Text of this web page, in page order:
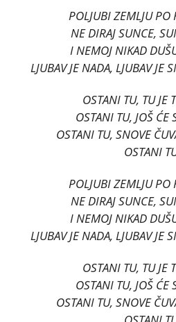
POLJUBI ZEMLJU PO
NE DIRAJ SUNCE,
I NEMOJ NIKAD
LJUBAV JE NADA, LJUBAV JE
OSTANI TU, TU JE
OSTANI TU, JOŠ ĆE
OSTANI TU, SNOVE
OSTANI
POLJUBI ZEMLJU PO
NE DIRAJ SUNCE,
I NEMOJ NIKAD
LJUBAV JE NADA, LJUBAV JE
OSTANI TU, TU JE
OSTANI TU, JOŠ ĆE
OSTANI TU, SNOVE